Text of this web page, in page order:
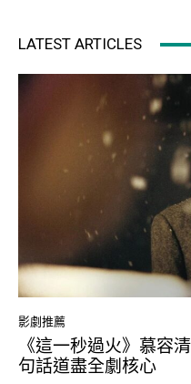
LATEST ARTICLES
影劇推薦
《這一秒過火》慕
句話道盡全劇核心